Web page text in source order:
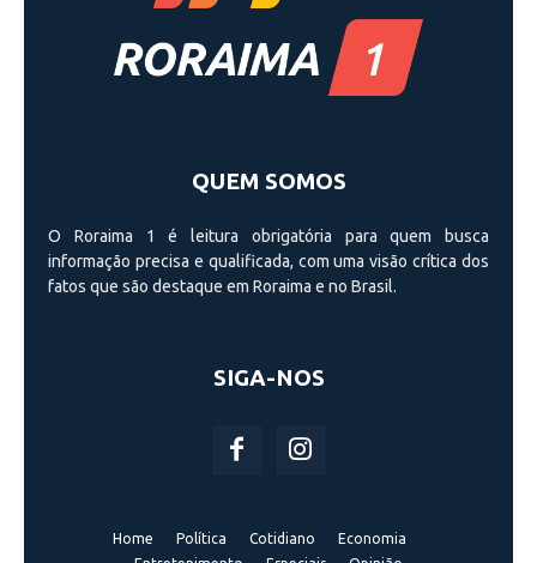
QUEM SOMOS
O Roraima 1 é leitura obrigatória para quem busca
informação precisa e qualificada, com uma visão crí­tica dos
fatos que são destaque em Roraima e no Brasil.
SIGA-NOS
Home Política Cotidiano
Economia